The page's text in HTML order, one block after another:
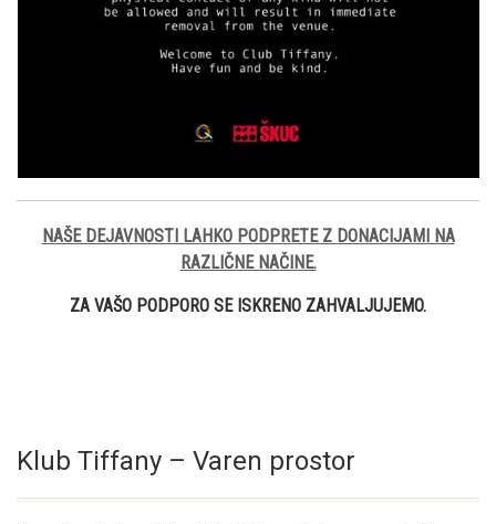
NAŠE DEJAVNOSTI LAHKO PODPRETE Z DONACIJAMI NA
RAZLIČNE NAČINE.
ZA VAŠO PODPORO SE ISKRENO ZAHVALJUJEMO.
Klub Tiffany – Varen prostor